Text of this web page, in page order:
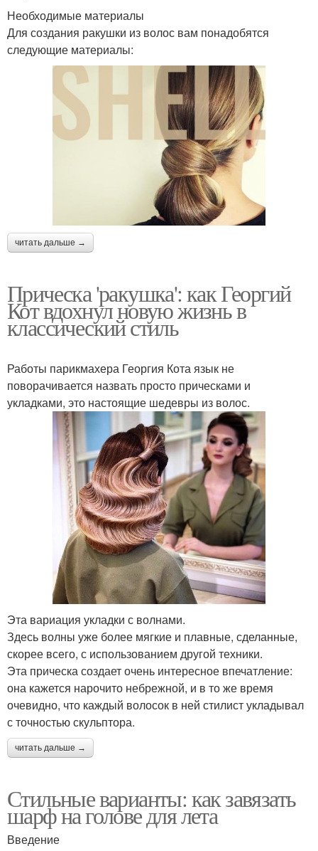
Необходимые материалы
Для создания ракушки из волос вам понадобятся
следующие материалы:
читать дальше →
Прическа 'ракушка': как Георгий
Кот вдохнул новую жизнь в
классический стиль
Работы парикмахера Георгия Кота язык не
поворачивается назвать просто прическами и
укладками, это настоящие шедевры из волос.
Эта вариация укладки с волнами.
Здесь волны уже более мягкие и плавные, сделанные,
скорее всего, с использованием другой техники.
Эта прическа создает очень интересное впечатление:
она кажется нарочито небрежной, и в то же время
очевидно, что каждый волосок в ней стилист укладывал
с точностью скульптора.
читать дальше →
Стильные варианты: как завязать
шарф на голове для лета
Введение